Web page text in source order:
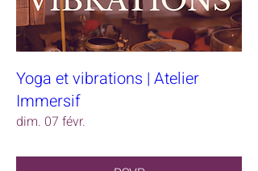
Yoga et vibrations | Atelier
Immersif
dim. 07 févr.